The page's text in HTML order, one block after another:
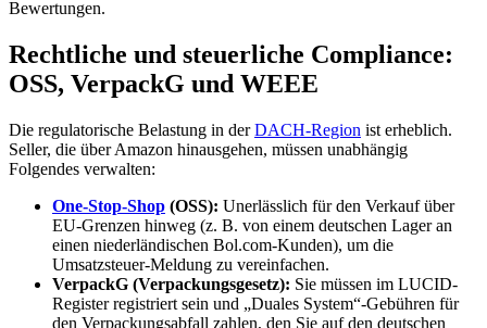
Bewertungen.
Rechtliche und steuerliche Compliance:
OSS, VerpackG und WEEE
Die regulatorische Belastung in derDACH-Region ist erheblich.
Seller, die über Amazon hinausgehen, müssen unabhängig
Folgendes verwalten:
One-Stop-Shop (OSS): Unerlässlich für den Verkauf über
EU-Grenzen hinweg (z. B. von einem deutschen Lager an
einen niederländischen Bol.com-Kunden), um die
Umsatzsteuer-Meldung zu vereinfachen.
VerpackG (Verpackungsgesetz): Sie müssen im LUCID-
Register registriert sein und „Duales System“-Gebühren für
den Verpackungsabfall zahlen, den Sie auf den deutschen